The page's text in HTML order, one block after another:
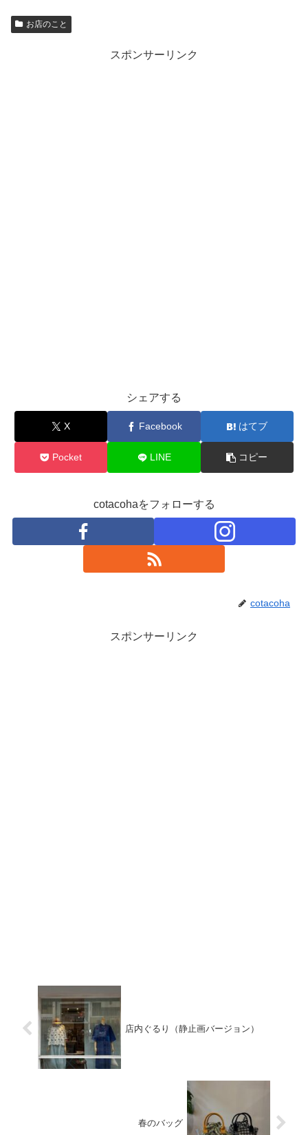
お店のこと
スポンサーリンク
シェアする
X Facebook はてブ
Pocket LINE コピー
cotacohaをフォローする
cotacoha
スポンサーリンク
店内ぐるり（静止画バージョン）
春のバッグ